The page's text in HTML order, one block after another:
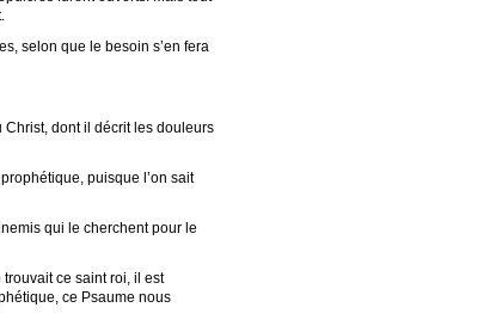
selon que le besoin s’en fera
Christ, dont il décrit les douleurs
puisque l’on sait
qui le cherchent pour le
ce saint roi, il est
ce Psaume nous